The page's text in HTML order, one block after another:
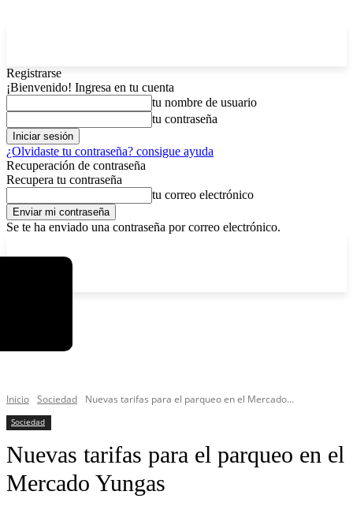
Registrarse
¡Bienvenido! Ingresa en tu cuenta
tu nombre de usuario
tu contraseña
¿Olvidaste tu contraseña? consigue ayuda
Recuperación de contraseña
Recupera tu contraseña
tu correo electrónico
Se te ha enviado una contraseña por correo electrónico.
Inicio Sociedad Nuevas tarifas para el parqueo en el Mercado...
Sociedad
Nuevas tarifas para el parqueo en el
Mercado Yungas